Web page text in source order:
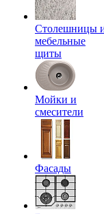
Столешницы
мебельные
щиты
Мойки и
смесители
Фасады